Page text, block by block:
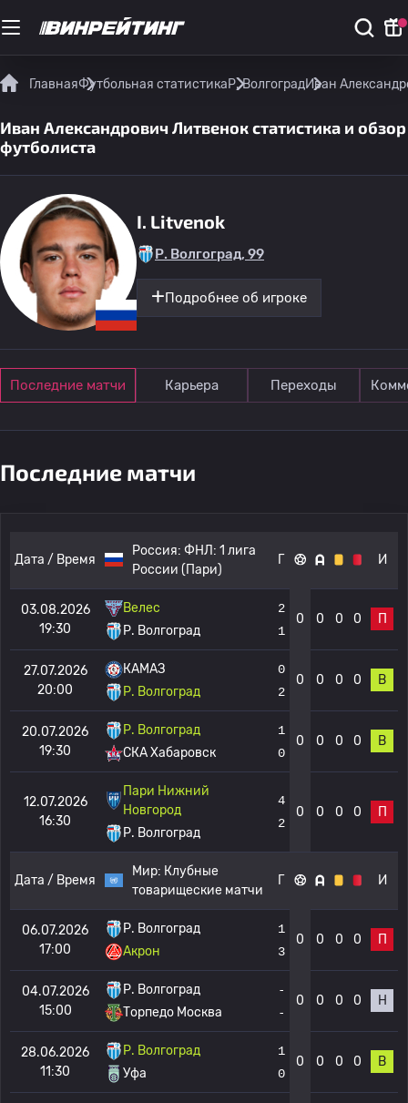
ГлавнаяФутбольная статистикаР. ВолгоградИван
Иван Александрович Литвенок статистика и обзор
футболиста
I. Litvenok
Р. Волгоград, 99
Подробнее об игроке
Последние матчи Карьера Переходы
Последние матчи
Дата / Время
Россия: ФНЛ: 1 лига
России (Пари)
Г И
03.08.2026
19:30
Велес
Р. Волгоград
2
1
0 0 0 0 П
27.07.2026
20:00
КАМАЗ
Р. Волгоград
0
2
0 0 0 0 В
20.07.2026
19:30
Р. Волгоград
СКА Хабаровск
1
0
0 0 0 0 В
12.07.2026
16:30
Пари Нижний
Новгород
Р. Волгоград
4
2
0 0 0 0 П
Дата / Время
Мир: Клубные
товарищеские матчи
Г И
06.07.2026
17:00
Р. Волгоград
Акрон
1
3
0 0 0 0 П
04.07.2026
15:00
Р. Волгоград
Торпедо Москва
-
-
0 0 0 0 Н
28.06.2026
11:30
Р. Волгоград
Уфа
1
0
0 0 0 0 В